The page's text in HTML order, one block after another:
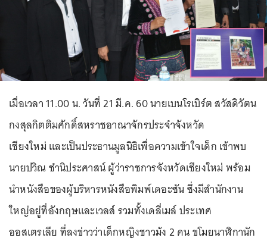
เมื่อเวลา 11.00 น. วันที่ 21 มี.ค. 60 นายเบนโรเบิร์ต สวัสดิวัตน
กงสุลกิตติมศักดิ์สหราชอาณาจักรประจำจังหวัด
เชียงใหม่ และเป็นประธานมูลนิธิเพื่อความเข้าใจเด็ก เข้าพบ
นายปวิณ ชำนิประศาสน์ ผู้ว่าราชการจังหวัดเชียงใหม่ พร้อม
นำหนังสือของผู้บริหารหนังสือพิมพ์เดอะซัน ซึ่งมีสำนักงาน
ใหญ่อยู่ที่อังกฤษและเวลส์ รวมทั้งเดลี่เมล์ ประเทศ
ออสเตรเลีย ที่ลงข่าวว่าเด็กหญิงชาวม้ง 2 คน ขโมยนาฬิกานัก